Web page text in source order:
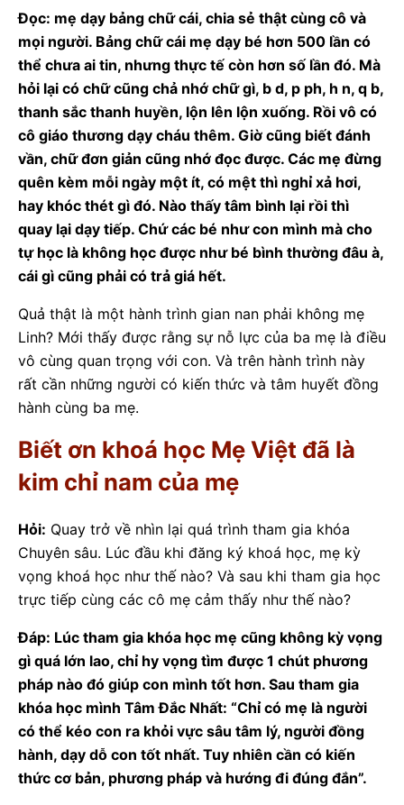
Đọc: mẹ dạy bảng chữ cái, chia sẻ thật cùng cô và
mọi người. Bảng chữ cái mẹ dạy bé hơn 500 lần có
thể chưa ai tin, nhưng thực tế còn hơn số lần đó. Mà
hỏi lại có chữ cũng chả nhớ chữ gì, b d, p ph, h n, q b,
thanh sắc thanh huyền, lộn lên lộn xuống. Rồi vô có
cô giáo thương dạy cháu thêm. Giờ cũng biết đánh
vần, chữ đơn giản cũng nhớ đọc được. Các mẹ đừng
quên kèm mỗi ngày một ít, có mệt thì nghỉ xả hơi,
hay khóc thét gì đó. Nào thấy tâm bình lại rồi thì
quay lại dạy tiếp. Chứ các bé như con mình mà cho
tự học là không học được như bé bình thường đâu à,
cái gì cũng phải có trả giá hết.
Quả thật là một hành trình gian nan phải không mẹ
Linh? Mới thấy được rằng sự nỗ lực của ba mẹ là điều
vô cùng quan trọng với con. Và trên hành trình này
rất cần những người có kiến thức và tâm huyết đồng
hành cùng ba mẹ.
Biết ơn khoá học Mẹ Việt đã là
kim chỉ nam của mẹ
Hỏi: Quay trở về nhìn lại quá trình tham gia khóa
Chuyên sâu. Lúc đầu khi đăng ký khoá học, mẹ kỳ
vọng khoá học như thế nào? Và sau khi tham gia học
trực tiếp cùng các cô mẹ cảm thấy như thế nào?
Đáp: Lúc tham gia khóa học mẹ cũng không kỳ vọng
gì quá lớn lao, chỉ hy vọng tìm được 1 chút phương
pháp nào đó giúp con mình tốt hơn. Sau tham gia
khóa học mình Tâm Đắc Nhất: “Chỉ có mẹ là người
có thể kéo con ra khỏi vực sâu tâm lý, người đồng
hành, dạy dỗ con tốt nhất. Tuy nhiên cần có kiến
thức cơ bản, phương pháp và hướng đi đúng đắn”.